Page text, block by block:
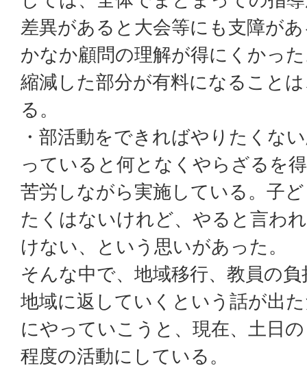
差異があると大会等にも支障が
かなか顧問の理解が得にくかっ
縮減した部分が有料になること
る。
・部活動をできればやりたくな
っていると何となくやらざるを
苦労しながら実施している。子
たくはないけれど、やると言わ
けない、という思いがあった。
そんな中で、地域移行、教員の
地域に返していくという話が出
にやっていこうと、現在、土日
程度の活動にしている。